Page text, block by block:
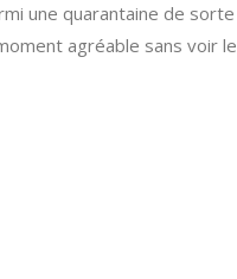
une quarantaine de sorte
agréable sans voir le